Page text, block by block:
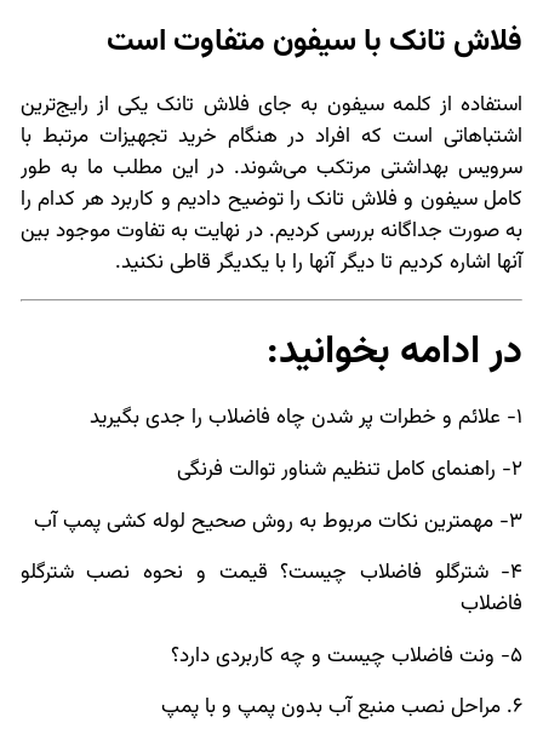
فلاش تانک با سیفون متفاوت است
استفاده از کلمه سیفون به جای فلاش تانک یکی از رایج‌ترین
اشتباهاتی است که افراد در هنگام خرید تجهیزات مرتبط با
سرویس بهداشتی مرتکب می‌شوند. در این مطلب ما به طور
کامل سیفون و فلاش تانک را توضیح دادیم و کاربرد هر کدام را
به صورت جداگانه بررسی کردیم. در نهایت به تفاوت موجود بین
آنها اشاره کردیم تا دیگر آنها را با یکدیگر قاطی نکنید.
در ادامه بخوانید:
1- علائم و خطرات پر شدن چاه فاضلابرا جدی بگیرید
2- راهنمای کامل
تنظیم شناور توالت فرنگی
3- مهمترین نکات مربوط به
روش صحیح لوله کشی پمپ آب
4-
شترگلو فاضلاب چیست؟ قیمت و نحوه نصب شترگلو
فاضلاب
5- ونت فاضلاب چیستو چه کاربردی دارد؟
6. مراحل
نصب منبع آب بدون پمپو با پمپ